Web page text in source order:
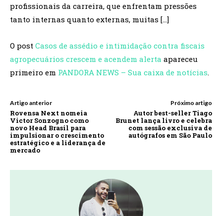
profissionais da carreira, que enfrentam pressões
tanto internas quanto externas, muitas […]
O post Casos de assédio e intimidação contra fiscais
agropecuários crescem e acendem alerta apareceu
primeiro em PANDORA NEWS – Sua caixa de notícias.
Artigo anterior
Rovensa Next nomeia
Victor Sonzogno como
novo Head Brasil para
impulsionar o crescimento
estratégico e a liderança de
mercado
Próximo artigo
Autor best-seller Tiago
Brunet lança livro e celebra
com sessão exclusiva de
autógrafos em São Paulo